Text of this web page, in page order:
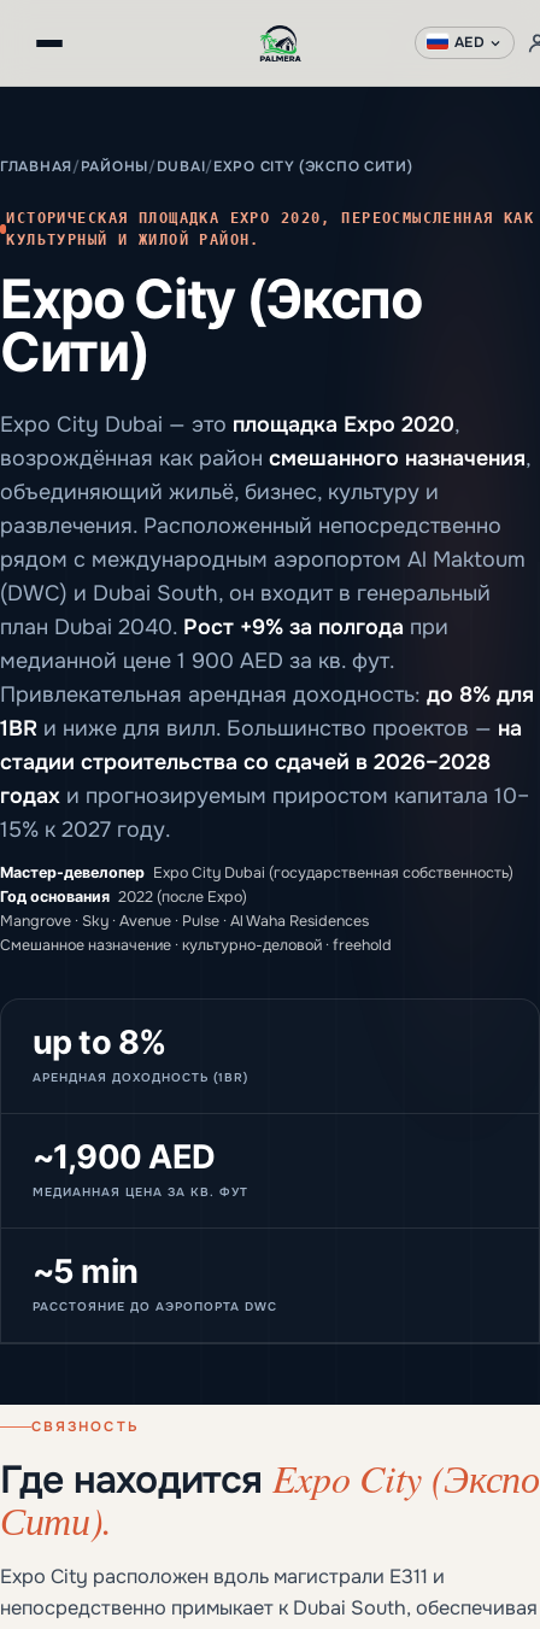
AED
ГЛАВНАЯ/ РАЙОНЫ/ DUBAI/ EXPO CITY (ЭКСПО СИТИ)
ИСТОРИЧЕСКАЯ ПЛОЩАДКА EXPO 2020, ПЕРЕОСМЫСЛЕННАЯ КАК
КУЛЬТУРНЫЙ И ЖИЛОЙ РАЙОН.
Expo City (Экспо
Сити)
Expo City Dubai — это площадка Expo 2020,
возрождённая как район смешанного назначения,
объединяющий жильё, бизнес, культуру и
развлечения. Расположенный непосредственно
рядом с международным аэропортом Al Maktoum
(DWC) и Dubai South, он входит в генеральный
план Dubai 2040. Рост +9% за полгода при
медианной цене 1 900 AED за кв. фут.
Привлекательная арендная доходность: до 8% для
1BR и ниже для вилл. Большинство проектов — на
стадии строительства со сдачей в 2026–2028
годах и прогнозируемым приростом капитала 10–
15% к 2027 году.
Мастер-девелопер Expo City Dubai (государственная собственность)
Год основания 2022 (после Expo)
Mangrove · Sky · Avenue · Pulse · Al Waha Residences
Смешанное назначение · культурно-деловой · freehold
up to 8%
АРЕНДНАЯ ДОХОДНОСТЬ (1BR)
~1,900 AED
МЕДИАННАЯ ЦЕНА ЗА КВ. ФУТ
~5 min
РАССТОЯНИЕ ДО АЭРОПОРТА DWC
СВЯЗНОСТЬ
Где находится Expo City (Экспо
Сити).
Expo City расположен вдоль магистрали E311 и
непосредственно примыкает к Dubai South, обеспечивая